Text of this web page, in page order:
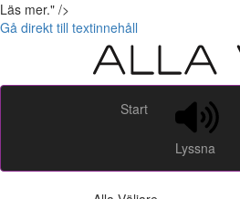
Läs mer." />
Gå direkt till textinnehåll
Start
Lyssna